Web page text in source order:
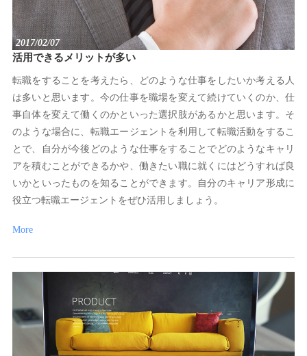
2017/02/07
活用できるメリットが多い
転職をすることを考えたら、どのような仕事をしたいか考える人
は多いと思います。今の仕事を職場を変えて続けていくのか、仕
事自体を変えて働くのかといった選択肢があるかと思います。そ
のような場合に、転職エージェントを利用して転職活動をするこ
とで、自分が今後どのような仕事をすることでどのようなキャリ
アを積むことができるかや、働きたい職に就くにはどうすれば良
いかといったものを知ることができます。自分のキャリア形成に
役立つ転職エージェントをぜひ活用しましょう。
More